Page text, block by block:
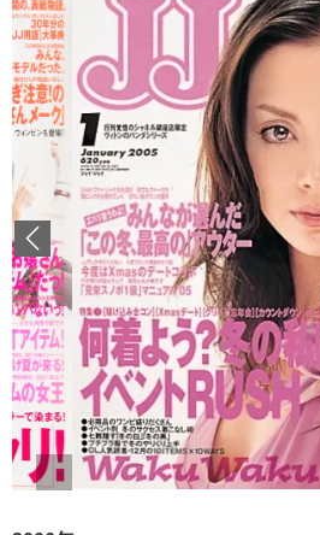
Previous